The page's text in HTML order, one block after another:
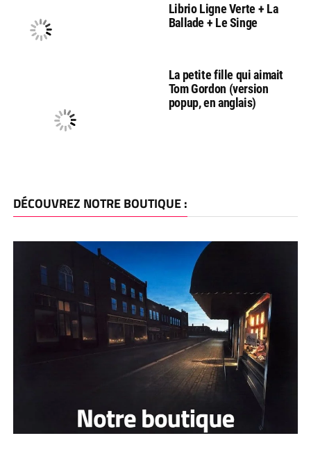
Librio Ligne Verte + La
Ballade + Le Singe
La petite fille qui aimait
Tom Gordon (version
popup, en anglais)
DÉCOUVREZ NOTRE BOUTIQUE :